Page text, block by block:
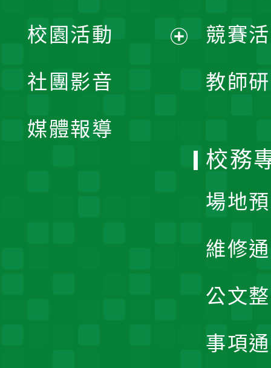
競賽
教師
開
校園活動
社團影音
媒體報導
校務
場地
維修
公文
事項